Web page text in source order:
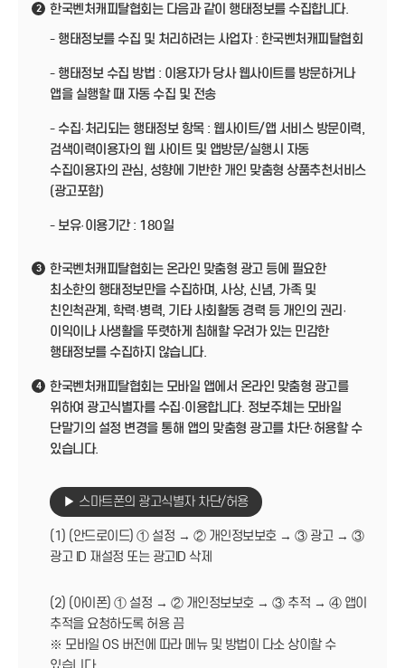
2
한국벤처캐피탈협회는 다음과 같이 행태정보를 수집합니다.
- 행태정보를 수집 및 처리하려는 사업자 : 한국벤처캐피탈협회
- 행태정보 수집 방법 : 이용자가 당사 웹사이트를 방문하거나
앱을 실행할 때 자동 수집 및 전송
- 수집·처리되는 행태정보 항목 : 웹사이트/앱 서비스 방문이력,
검색이력이용자의 웹 사이트 및 앱방문/실행시 자동
수집이용자의 관심, 성향에 기반한 개인 맞춤형 상품추천서비스
(광고포함)
- 보유·이용기간 : 180일
3
한국벤처캐피탈협회는 온라인 맞춤형 광고 등에 필요한
최소한의 행태정보만을 수집하며, 사상, 신념, 가족 및
친인척관계, 학력·병력, 기타 사회활동 경력 등 개인의 권리·
이익이나 사생활을 뚜렷하게 침해할 우려가 있는 민감한
행태정보를 수집하지 않습니다.
4
한국벤처캐피탈협회는 모바일 앱에서 온라인 맞춤형 광고를
위하여 광고식별자를 수집·이용합니다. 정보주체는 모바일
단말기의 설정 변경을 통해 앱의 맞춤형 광고를 차단·허용할 수
있습니다.
▶ 스마트폰의 광고식별자 차단/허용
(1) (안드로이드) ① 설정 → ② 개인정보보호 → ③ 광고 → ③
광고 ID 재설정 또는 광고ID 삭제
(2) (아이폰) ① 설정 → ② 개인정보보호 → ③ 추적 → ④ 앱이
추적을 요청하도록 허용 끔
※ 모바일 OS 버전에 따라 메뉴 및 방법이 다소 상이할 수